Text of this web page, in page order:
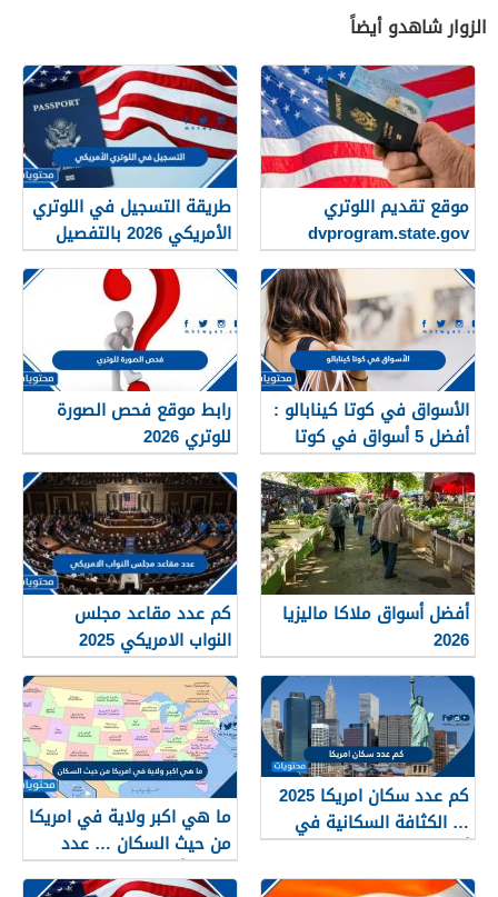
الزوار شاهدو أيضاً
موقع تقديم اللوتري
dvprogram.state.gov
الهجرة العشوائية لأمريكا
2026
طريقة التسجيل في اللوتري
الأمريكي 2026 بالتفصيل
الأسواق في كوتا كينابالو :
أفضل 5 أسواق في كوتا
كينابالو ماليزيا 2025
رابط موقع فحص الصورة
للوتري 2026
أفضل أسواق ملاكا ماليزيا
2026
كم عدد مقاعد مجلس
النواب الامريكي 2025
كم عدد سكان امريكا 2025
… الكثافة السكانية في
أمريكا 2025
ما هي اكبر ولاية في امريكا
من حيث السكان … عدد
سكان أمريكا 2025